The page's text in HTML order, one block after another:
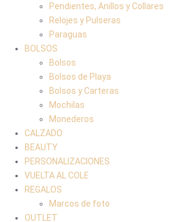
Pendientes, Anillos y Collares
Relojes y Pulseras
Paraguas
BOLSOS
Bolsos
Bolsos de Playa
Bolsos y Carteras
Mochilas
Monederos
CALZADO
BEAUTY
PERSONALIZACIONES
VUELTA AL COLE
REGALOS
Marcos de foto
OUTLET